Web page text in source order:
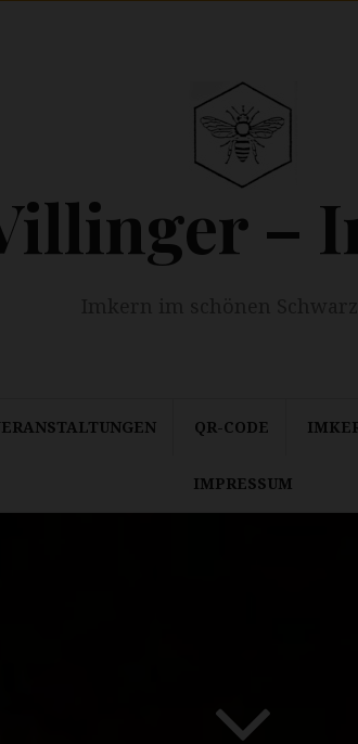
–
QR-CODE
IMPRESSUM